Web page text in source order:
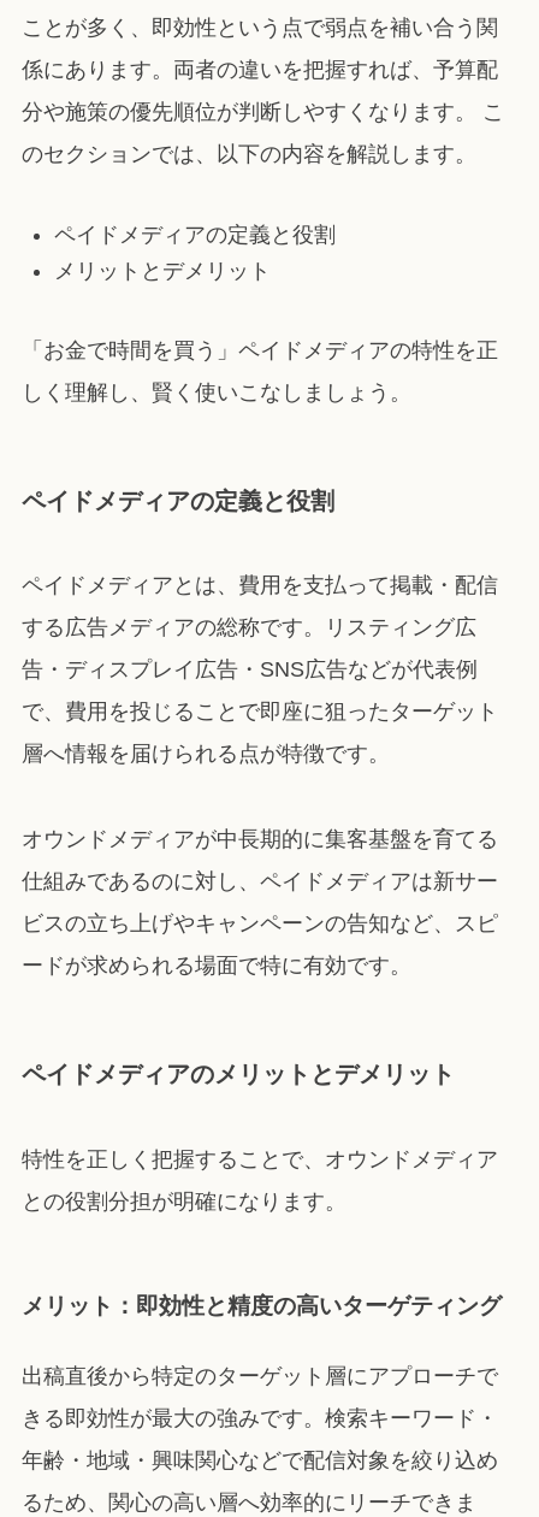
ことが多く、即効性という点で弱点を補い合う関
係にあります。両者の違いを把握すれば、予算配
分や施策の優先順位が判断しやすくなります。 こ
のセクションでは、以下の内容を解説します。
ペイドメディアの定義と役割
メリットとデメリット
「お金で時間を買う」ペイドメディアの特性を正
しく理解し、賢く使いこなしましょう。
ペイドメディアの定義と役割
ペイドメディアとは、費用を支払って掲載・配信
する広告メディアの総称です。リスティング広
告・ディスプレイ広告・SNS広告などが代表例
で、費用を投じることで即座に狙ったターゲット
層へ情報を届けられる点が特徴です。
オウンドメディアが中長期的に集客基盤を育てる
仕組みであるのに対し、ペイドメディアは新サー
ビスの立ち上げやキャンペーンの告知など、スピ
ードが求められる場面で特に有効です。
ペイドメディアのメリットとデメリット
特性を正しく把握することで、オウンドメディア
との役割分担が明確になります。
メリット：即効性と精度の高いターゲティング
出稿直後から特定のターゲット層にアプローチで
きる即効性が最大の強みです。検索キーワード・
年齢・地域・興味関心などで配信対象を絞り込め
るため、関心の高い層へ効率的にリーチできま